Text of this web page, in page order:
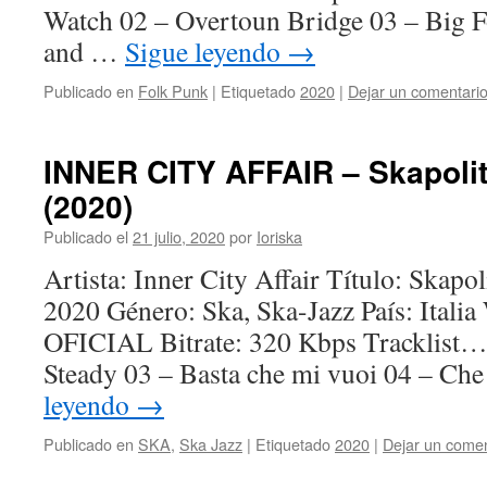
Watch 02 – Overtoun Bridge 03 – Big
and … Sigue leyendo →
Publicado en Folk Punk | Etiquetado2020 | Dejar un comentario
INNER CITY AFFAIR –
(2020)
Publicado el 21 julio, 2020por Ioriska
Artista: Inner City Affair Título:
2020 Género: Ska, Ska-Jazz País:
OFICIAL Bitrate: 320 Kbps
Steady 03 – Basta che mi vuoi 04 –
leyendo →
Publicado en SKA, Ska Jazz | Etiquetado2020 | Dejar un